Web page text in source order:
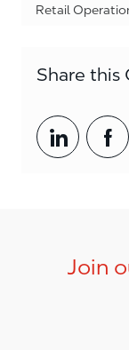
Category
Retail
Share
Share
Join